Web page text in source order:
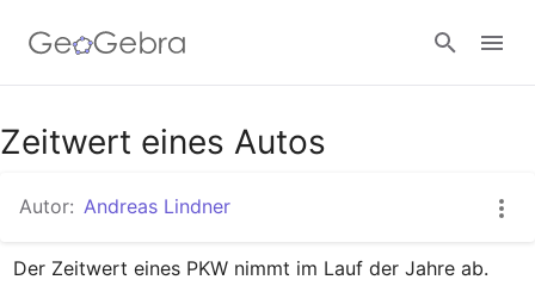
Google Classroom
GeoGebra Classroom
Zeitwert eines Autos
Autor: Andreas Lindner
Der Zeitwert eines PKW nimmt im Lauf der Jahre ab.